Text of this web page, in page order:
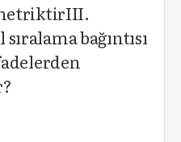
bağıntısı